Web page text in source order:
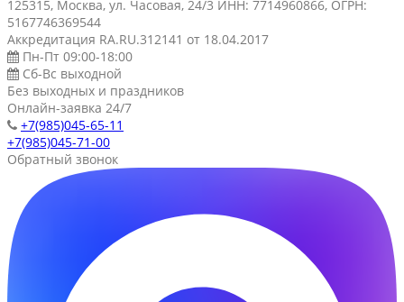
125315, Москва, ул. Часовая, 24/3 ИНН: 7714960866, ОГРН:
5167746369544
Аккредитация RA.RU.312141 от 18.04.2017
Пн-Пт 09:00-18:00
Сб-Вс выходной
Без выходных и праздников
Онлайн-заявка 24/7
+7(985)045-65-11
+7(985)045-71-00
Обратный звонок